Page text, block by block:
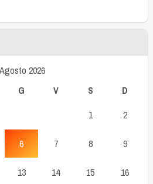
Agosto 2026
G V S D
1 2
6 7 8 9
13 14 15 16